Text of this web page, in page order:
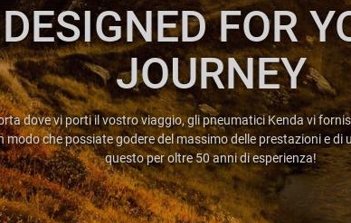
DESIGNED FOR
JOURNEY
dove vi porti il vostro viaggio, gli pneumatici Kenda vi
modo che possiate godere del massimo delle prestazioni e di
questo per oltre 50 anni di esperienza!